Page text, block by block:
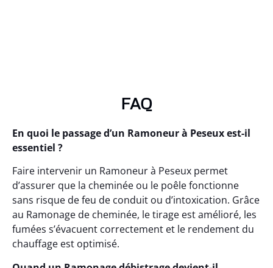
FAQ
En quoi le passage d’un Ramoneur à Peseux est-il
essentiel ?
Faire intervenir un Ramoneur à Peseux permet
d’assurer que la cheminée ou le poêle fonctionne
sans risque de feu de conduit ou d’intoxication. Grâce
au Ramonage de cheminée, le tirage est amélioré, les
fumées s’évacuent correctement et le rendement du
chauffage est optimisé.